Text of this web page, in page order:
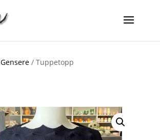
Gensere/ Tuppetopp